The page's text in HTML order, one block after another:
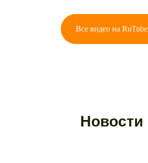
Все видео на RuTube
Федеральное государственное бюджетное
учреждение «Государственный природный
биосферный заповедник «Черные земли»